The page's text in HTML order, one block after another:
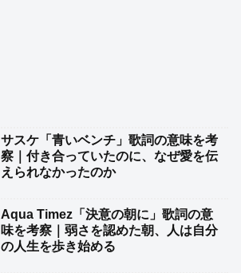
サスケ「青いベンチ」歌詞の意味を考
察｜付き合っていたのに、なぜ愛を伝
えられなかったのか
Aqua Timez「決意の朝に」歌詞の意
味を考察｜弱さを認めた朝、人は自分
の人生を歩き始める